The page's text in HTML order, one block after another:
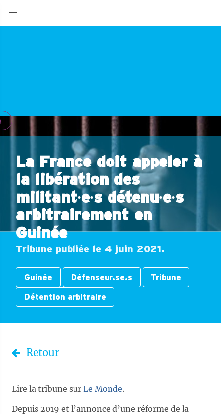
La France doit appeler à
la libération des
militant∙e∙s détenu∙e∙s
arbitrairement en
Guinée
Tribune publiée le 4 juin 2021.
Guinée Défenseur.se.s Tribune
Détention arbitraire
Retour
Lire la tribune sur Le Monde.
Depuis 2019 et l’annonce d’une réforme de la